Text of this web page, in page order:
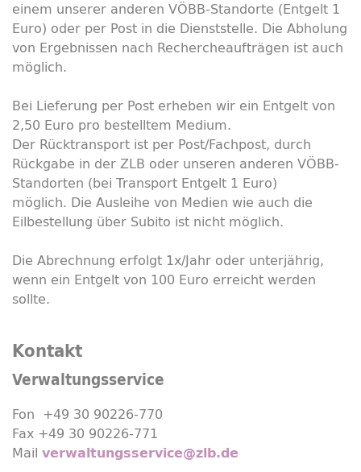
einem unserer anderen VÖBB-Standorte (Entgelt 1
Euro) oder per Post in die Dienststelle. Die Abholung
von Ergebnissen nach Rechercheaufträgen ist auch
möglich.
Bei Lieferung per Post erheben wir ein Entgelt von
2,50 Euro pro bestelltem Medium.
Der Rücktransport ist per Post/Fachpost, durch
Rückgabe in der ZLB oder unseren anderen VÖBB-
Standorten (bei Transport Entgelt 1 Euro)
möglich. Die Ausleihe von Medien wie auch die
Eilbestellung über Subito ist nicht möglich.
Die Abrechnung erfolgt 1x/Jahr oder unterjährig,
wenn ein Entgelt von 100 Euro erreicht werden
sollte.
Kontakt
Verwaltungsservice
Fon +49 30 90226-770
Fax +49 30 90226-771
Mail verwaltungsservice@zlb.de